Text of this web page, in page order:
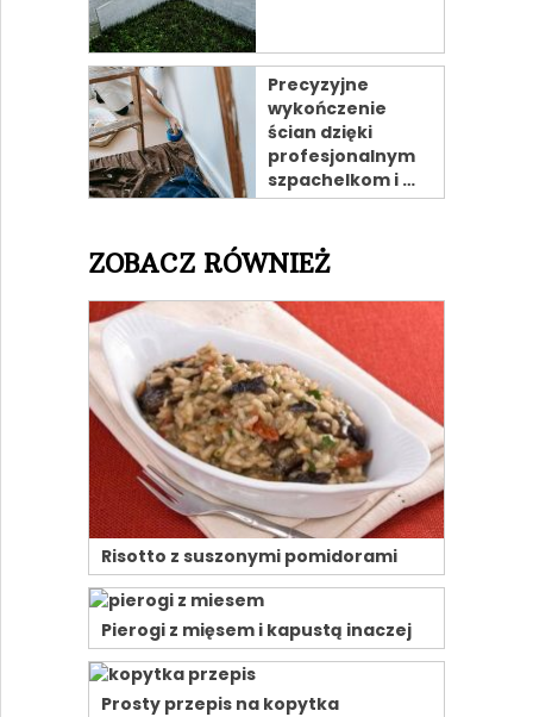
Precyzyjne
wykończenie
ścian dzięki
profesjonalnym
szpachelkom i …
ZOBACZ RÓWNIEŻ
Risotto z suszonymi pomidorami
Pierogi z mięsem i kapustą inaczej
Prosty przepis na kopytka